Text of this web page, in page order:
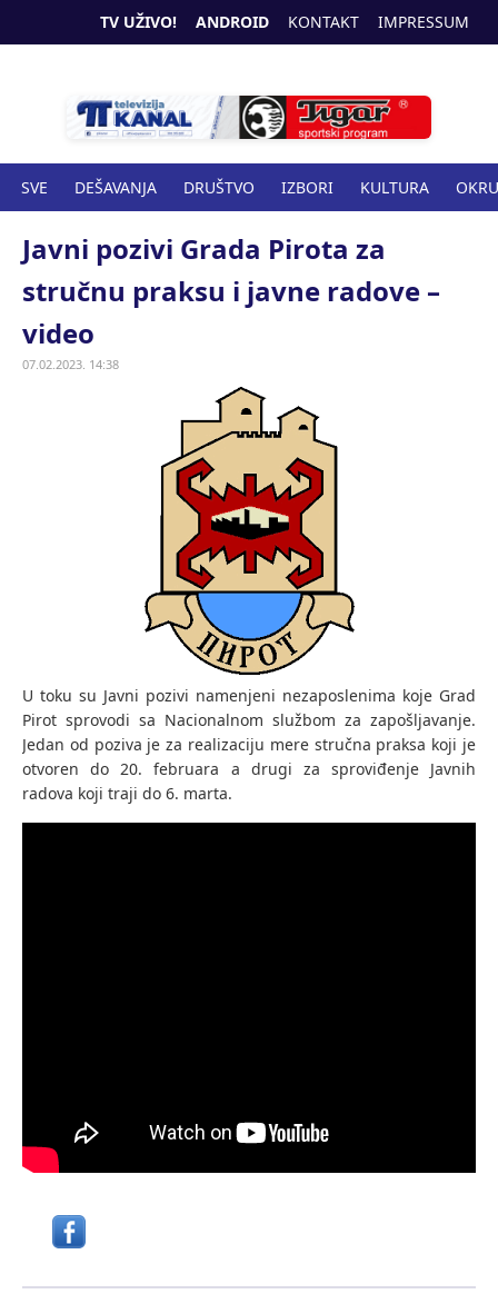
TV UŽIVO! ANDROID KONTAKT IMPRESSUM
SVE DEŠAVANJA DRUŠTVO IZBORI KULTURA
SPORT ZANIMLJIVOSTI ZDRAVSTVO
Javni pozivi Grada Pirota za
stručnu praksu i javne radove –
video
07.02.2023. 14:38
U toku su Javni pozivi namenjeni nezaposlenima koje Grad
Pirot sprovodi sa Nacionalnom službom za zapošljavanje.
Jedan od poziva je za realizaciju mere stručna praksa koji je
otvoren do 20. februara a drugi za sproviđenje Javnih
radova koji traji do 6. marta.